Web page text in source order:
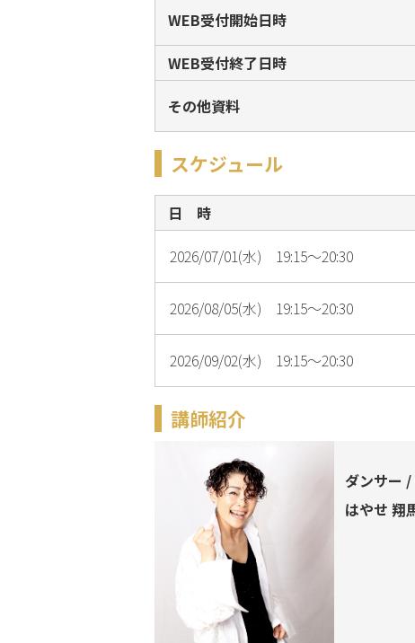
WEB受付開始日時
WEB受付終了日時
その他資料
スケジュール
日 時
2026/07/01(水) 19:15～20:30
2026/08/05(水) 19:15～20:30
2026/09/02(水) 19:15～20:30
講師紹介
ダンサー
はやせ 翔